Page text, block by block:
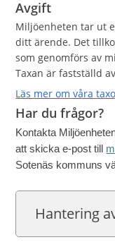
Avgift
Miljöenheten tar ut
ditt ärende. Det
som genomförs av
Taxan är fastställd
Läs mer om våra
Har du frågor?
Kontakta
att skicka e-post till
Sotenäs kommuns
Hantering